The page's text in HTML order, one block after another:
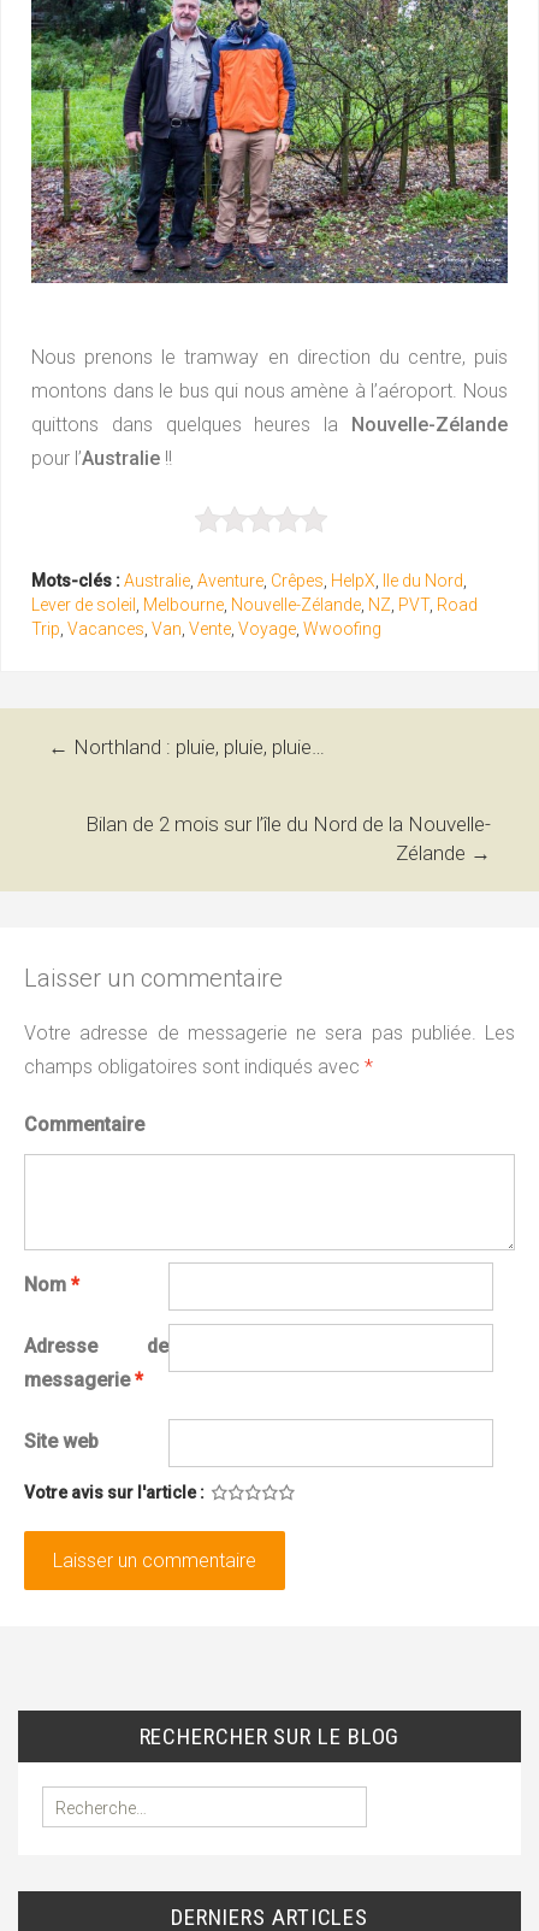
Nous prenons le tramway en direction du centre, puis
montons dans le bus qui nous amène à l’aéroport. Nous
quittons dans quelques heures la Nouvelle-Zélande
pour l’Australie !!
Mots-clés :Australie Aventure Crêpes HelpX Ile du Nord
Lever de soleil
Melbourne Nouvelle-Zélande NZ PVT, Road
Trip Vacances Van Vente Voyage Wwoofing
Navigation
← Northland : pluie, pluie, pluie…
Bilan de 2 mois sur l’île du Nord de la Nouvelle-
Zélande →
Laisser un commentaire
Votre adresse de messagerie ne sera pas publiée. Les
champs obligatoires sont indiqués avec *
Commentaire
Nom *
Adresse de
messagerie*
Site web
Votre avis sur l'article : 5
4
3
2
1
RECHERCHER SUR LE BLOG
e
e
DERNIERS ARTICLES